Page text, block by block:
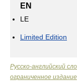
EN
LE
Limited Edition
Русско-английский
ограниченное издание